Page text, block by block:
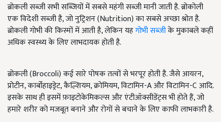
ब्रोकली सब्जी सभी सब्जियों में सबसे महंगी सब्जी मानी जाती है. ब्रोकोली
एक विदेशी सब्ज़ी है, जो नुट्रिशन (Nutrition) का सबसे अच्छा श्रोत है.
ब्रोकली गोभी की किस्मों में आती है, लेकिन यहगोभी सब्जीके मुकाबले कहीं
अधिक स्वस्थ्य के लिए लाभदायक होती है.
ब्रोकली (Broccoli) कई सारे पोषक तत्वों से भरपूर होती है. जैसे आयरन,
प्रोटीन, कार्बोहाइड्रेट, कैल्शियम, क्रोमियम, विटामिन-A और विटामिन-C आदि.
इसके साथ ही इसमें फ़ाइटोकेमिकल्स और एंटीऑक्सीडेंट्स भी होते हैं, जो
हमारे शरीर को मजबूत बनाने और रोगों से बचाने के लिए काफी लाभकारी है.